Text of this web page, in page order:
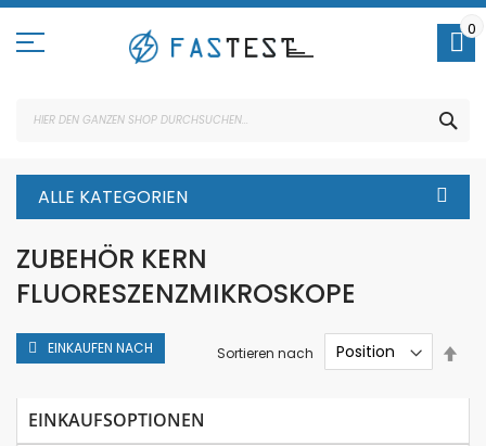
Direkt
Inhalt
0
ALLE KATEGORIEN
ZUBEHÖR KERN
FLUORESZENZMIKROSKOPE
Sortieren nach
EINKAUFEN NACH
EINKAUFSOPTIONEN